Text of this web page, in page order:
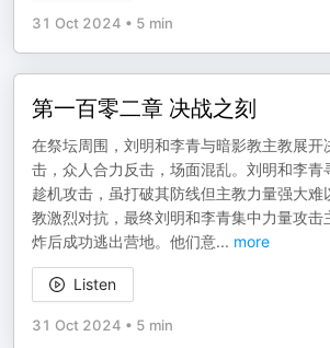
31 Oct 2024 • 5 min
第一百零二章 决战之刻
在祭坛周围，刘明和李青与暗影教主教展开
击，众人合力反击，场面混乱。刘明和李青
趁机攻击，虽打破其防线但主教力量强大难
教激烈对抗，最终刘明和李青集中力量攻击
炸后成功逃出营地。他们意... more
Listen
31 Oct 2024 • 5 min